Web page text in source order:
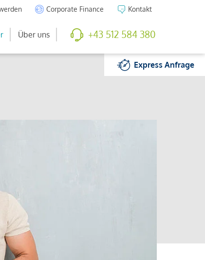
Corporate Finance Kontakt
Über uns +43 512 584 380
ExpressAnfrage